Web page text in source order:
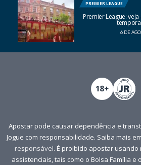
PREMIER LEAGUE
Premier League:
6 DE
Apostar pode causar dependência e
Jogue com responsabilidade. Saiba mais
responsável. É proibido apostar
assistenciais, tais como o Bolsa Família e